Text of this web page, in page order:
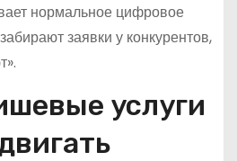
нормальное цифровое
заявки у конкурентов,
услуги